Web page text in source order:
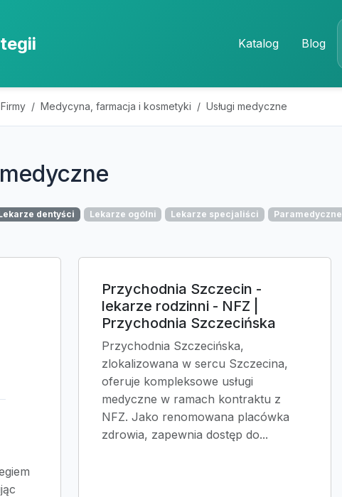
Katalog Blog
Firmy Medycyna, farmacja i kosmetyki Usługi medyczne
dentyści Lekarze ogólni Lekarze specjaliści Paramedyczne
Przychodnia Szczecin -
lekarze rodzinni - NFZ |
Przychodnia Szczecińska
Przychodnia Szczecińska,
zlokalizowana w sercu Szczecina,
oferuje kompleksowe usługi
medyczne w ramach kontraktu z
NFZ. Jako renomowana placówka
zdrowia, zapewnia dostęp do...